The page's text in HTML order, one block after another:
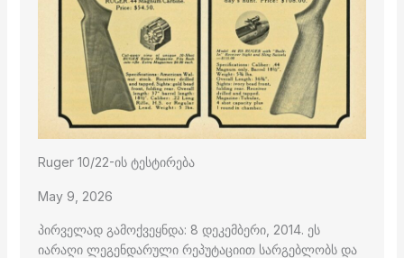
Ruger 10/22-ის ტესტირება
May 9, 2026
პირველად გამოქვეყნდა: 8 დეკემბერი, 2014. ეს
იარაღი ლეგენდარული რეპუტაციით სარგებლობს და